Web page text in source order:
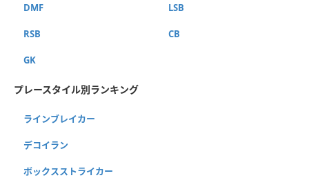
DMF LSB
RSB CB
GK
プレースタイル別ランキング
ラインブレイカー
デコイラン
ボックスストライカー